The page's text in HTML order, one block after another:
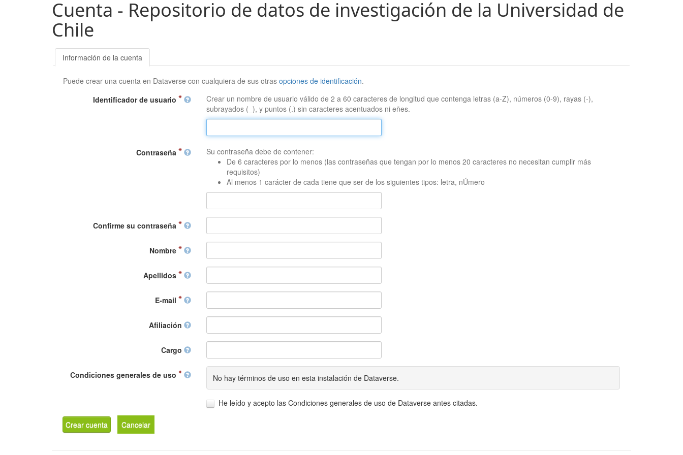
Cuenta - Repositorio de datos de investigación de la Universidad de
Chile
Información de la cuenta
Puede crear una cuenta en Dataverse con cualquiera de sus otrasopciones de identificación.
Identificador de usuario
Crear un nombre de usuario válido de 2 a 60 caracteres de longitud que contenga letras (a-Z), números (0-9), rayas (-),
subrayados (_), y puntos (.) sin caracteres acentuados ni eñes.
Contraseña
Su contraseña debe de contener:
De 6 caracteres por lo menos (las contraseñas que tengan por lo menos 20 caracteres no necesitan cumplir más
requisitos)
Al menos 1 carácter de cada tiene que ser de los siguientes tipos: letra, nÚmero
Confirme su contraseña
Nombre
Apellidos
E-mail
Afiliación
Cargo
Condiciones generales de uso No hay términos de uso en esta instalación de Dataverse.
He leído y acepto las Condiciones generales de uso de Dataverse antes citadas.
Crear cuenta Cancelar